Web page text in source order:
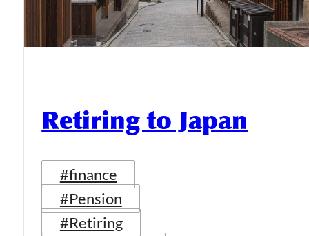
Retiring to Japan
#finance
#Pension
#Retiring